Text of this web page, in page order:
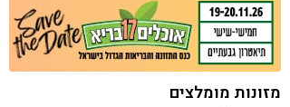
רגישות לגלוטן
טעים להכיר
קורונה
טבעונות
מזונות מומלצים